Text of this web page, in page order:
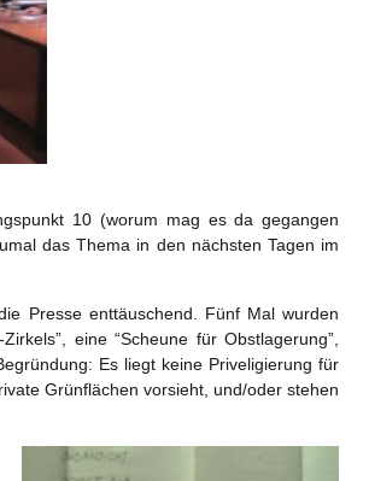
10 (worum mag es da gegangen
das Thema in den nächsten Tagen im
Presse enttäuschend. Fünf Mal wurden
eine “Scheune für Obstlagerung”,
Es liegt keine Priveligierung für
Grünflächen vorsieht, und/oder stehen